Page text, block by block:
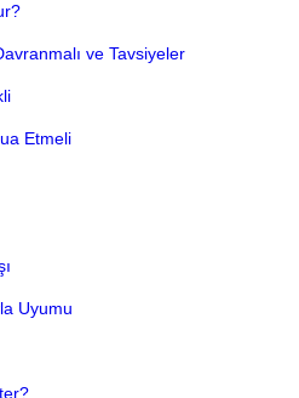
ve Tavsiyeler
Etmeli
Uyumu